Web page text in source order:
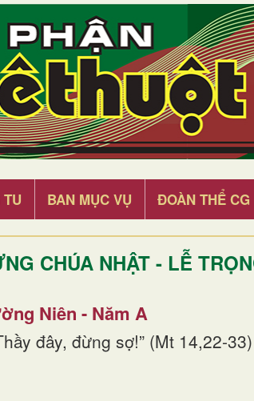
BAN MỤC VỤ ĐOÀN THỂ CG
CHÚA NHẬT - LỄ
Niên - Năm A
đây, đừng sợ!” (Mt 14,22-33)